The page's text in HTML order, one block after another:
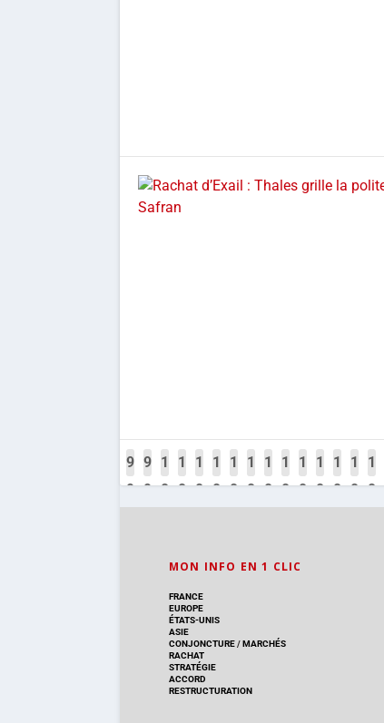
9
9
9
9
1
0
1
0
1
0
1
0
1
0
1
0
1
0
1
0
1
0
1
0
1
0
1
0
1
0
MON INFO EN 1 CLIC
FRANCE
EUROPE
ÉTATS-UNIS
ASIE
CONJONCTURE/MARCHÉS
RACHAT
STRATÉGIE
ACCORD
RESTRUCTURATION